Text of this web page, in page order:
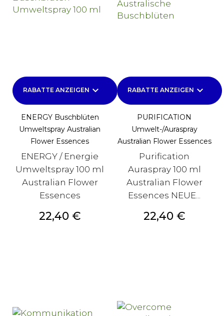
RABATTE ANZEIGEN keyboard_arrow_down
ENERGY Buschblüten
Umweltspray Australian
Flower Essences
ENERGY / Energie
Umweltspray 100 ml
Australian Flower
Essences
Preis
22,40 €
RABATTE ANZEIGEN keyboard_arrow_down
PURIFICATION
Umwelt-/Auraspray
Australian Flower Essences
Purification
Auraspray 100 ml
Australian Flower
Essences NEUE...
Preis
22,40 €